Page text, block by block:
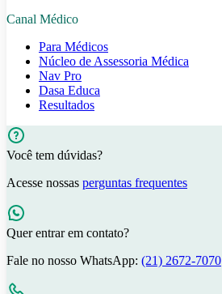
Canal Médico
Para Médicos
Núcleo de Assessoria Médica
Nav Pro
Dasa Educa
Resultados
Você tem dúvidas?
Acesse nossas perguntas frequentes
Quer entrar em contato?
Fale no nosso WhatsApp: (21) 2672-7070